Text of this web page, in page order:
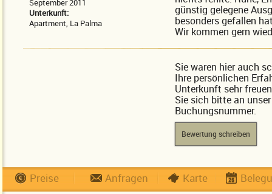
September 2011
Unterkunft:
Apartment, La Palma
günstig gelegene
besonders gefallen
Wir kommen gern
Sie waren hier auch
Ihre persönlichen
Unterkunft sehr
Sie sich bitte an
Buchungsnummer.
Bewertung schreiben
Preise Anfragen Karte